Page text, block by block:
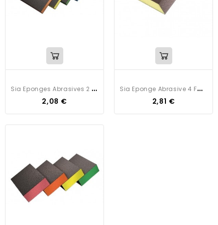
S
Ia Eponges Abrasives 2 Faces Siasponge
2,08 €
S
Ia Eponge Abrasive 4 Faces Siasponge
2,81 €